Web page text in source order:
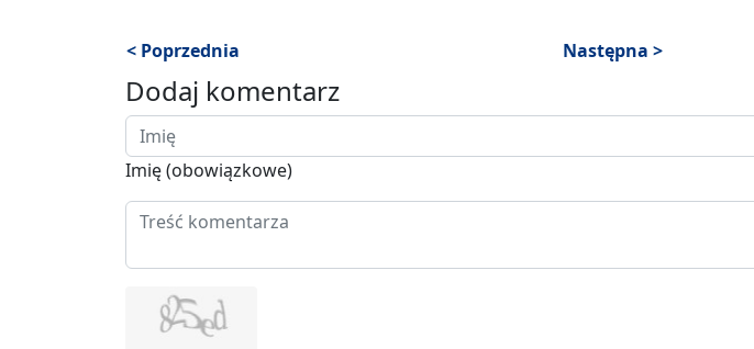
< Poprzednia Następna >
Dodaj komentarz
Imię (obowiązkowe)